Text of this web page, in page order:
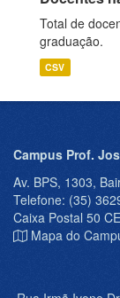
Total de
graduação.
CSV
Campus Prof.
Av. BPS, 1303,
Telefone: (35)
Caixa Postal 50
Mapa do